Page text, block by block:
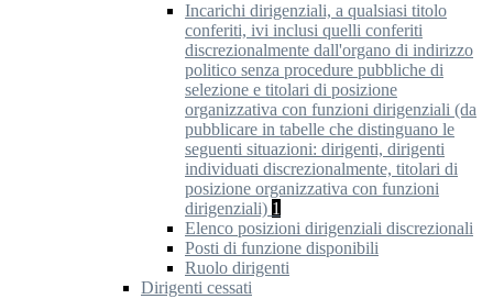
Incarichi dirigenziali, a qualsiasi titolo
conferiti, ivi inclusi quelli conferiti
discrezionalmente dall'organo di indirizzo
politico senza procedure pubbliche di
selezione e titolari di posizione
organizzativa con funzioni dirigenziali (da
pubblicare in tabelle che distinguano le
seguenti situazioni: dirigenti, dirigenti
individuati discrezionalmente, titolari di
posizione organizzativa con funzioni
dirigenziali) 1
Elenco posizioni dirigenziali discrezionali
Posti di funzione disponibili
Ruolo dirigenti
Dirigenti cessati